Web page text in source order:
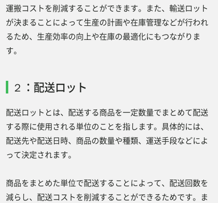
運搬コストを削減することができます。また、輸送ロット
が決まることによって生産の計画や在庫管理などが行われ
るため、生産効率の向上や在庫の最適化にもつながりま
す。
２：配送ロット
配送ロットとは、配送する商品を一定数量でまとめて配送
する際に使用される単位のことを指します。具体的には、
配送先や配送日時、商品の数量や種類、運送手段などによ
って決定されます。
商品をまとめた単位で配送することによって、配送回数を
減らし、配送コストを削減することができるためです。ま